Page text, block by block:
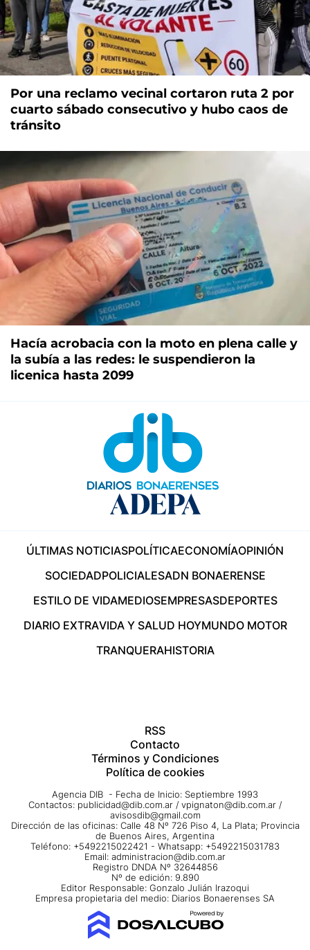
Por una reclamo vecinal cortaron ruta 2 por
cuarto sábado consecutivo y hubo caos de
tránsito
Hacía acrobacia con la moto en plena calle y
la subía a las redes: le suspendieron la
licenica hasta 2099
ÚLTIMAS NOTICIASPOLÍTICAECONOMÍAOPINIÓN
SOCIEDADPOLICIALESADN BONAERENSE
ESTILO DE VIDAMEDIOSEMPRESASDEPORTES
DIARIO EXTRAVIDA Y SALUD HOYMUNDO MOTOR
TRANQUERAHISTORIA
RSS
Contacto
Términos y Condiciones
Política de cookies
Agencia DIB - Fecha de Inicio: Septiembre 1993
Contactos: publicidad@dib.com.ar / vpignaton@dib.com.ar /
avisosdib@gmail.com
Dirección de las oficinas: Calle 48 Nº 726 Piso 4, La Plata; Provincia
de Buenos Aires, Argentina
Teléfono: +5492215022421 - Whatsapp: +5492215031783
Email: administracion@dib.com.ar
Registro DNDA Nº 32644856
Nº de edición: 9.890
Editor Responsable: Gonzalo Julián Irazoqui
Empresa propietaria del medio: Diarios Bonaerenses SA